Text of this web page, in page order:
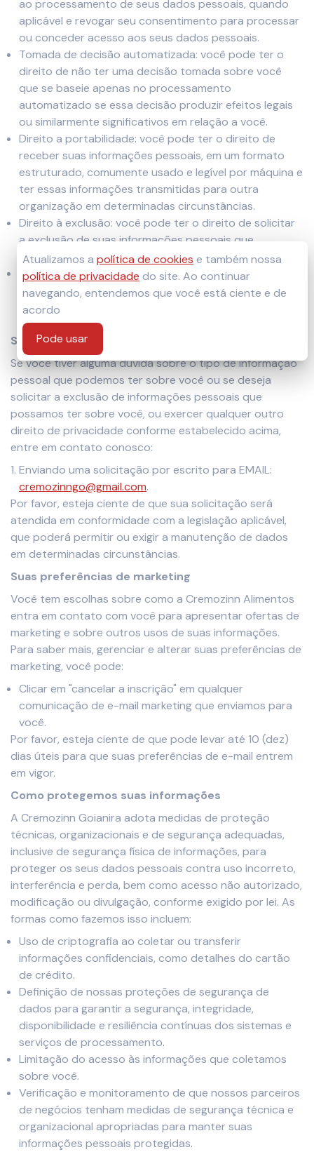
ao processamento de seus dados pessoais, quando
aplicável e revogar seu consentimento para processar
ou conceder acesso aos seus dados pessoais.
Tomada de decisão automatizada: você pode ter o
direito de não ter uma decisão tomada sobre você
que se baseie apenas no processamento
automatizado se essa decisão produzir efeitos legais
ou similarmente significativos em relação a você.
Direito a portabilidade: você pode ter o direito de
receber suas informações pessoais, em um formato
estruturado, comumente usado e legível por máquina e
ter essas informações transmitidas para outra
organização em determinadas circunstâncias.
Direito à exclusão: você pode ter o direito de solicitar
a exclusão de suas informações pessoais que
coletamos de você.
Direito de estar livre de discriminação: a Cremozinn
Goianira não discriminará você por qualquer
informação ou por exercer seus direitos de
privacidade.
Solicitação de Acesso ou Exclusão de Dados
Se você tiver alguma dúvida sobre o tipo de informação
pessoal que podemos ter sobre você ou se deseja
solicitar a exclusão de informações pessoais que
possamos ter sobre você, ou exercer qualquer outro
direito de privacidade conforme estabelecido acima,
entre em contato conosco:
Enviando uma solicitação por escrito para EMAIL:
cremozinngo@gmail.com.
Por favor, esteja ciente de que sua solicitação será
atendida em conformidade com a legislação aplicável,
que poderá permitir ou exigir a manutenção de dados
em determinadas circunstâncias.
Suas preferências de marketing
Você tem escolhas sobre como a Cremozinn Alimentos
entra em contato com você para apresentar ofertas de
marketing e sobre outros usos de suas informações.
Para saber mais, gerenciar e alterar suas preferências de
marketing, você pode:
Clicar em "cancelar a inscrição" em qualquer
comunicação de e-mail marketing que enviamos para
você.
Por favor, esteja ciente de que pode levar até 10 (dez)
dias úteis para que suas preferências de e-mail entrem
em vigor.
Como protegemos suas informações
A Cremozinn Goianira adota medidas de proteção
técnicas, organizacionais e de segurança adequadas,
inclusive de segurança física de informações, para
proteger os seus dados pessoais contra uso incorreto,
interferência e perda, bem como acesso não autorizado,
modificação ou divulgação, conforme exigido por lei. As
formas como fazemos isso incluem:
Uso de criptografia ao coletar ou transferir
informações confidenciais, como detalhes do cartão
de crédito.
Definição de nossas proteções de segurança de
dados para garantir a segurança, integridade,
disponibilidade e resiliência contínuas dos sistemas e
serviços de processamento.
Limitação do acesso às informações que coletamos
sobre você.
Verificação e monitoramento de que nossos parceiros
de negócios tenham medidas de segurança técnica e
organizacional apropriadas para manter suas
informações pessoais protegidas.
Atualizamos a política de cookies e também nossa
política de privacidade do site. Ao continuar
navegando, entendemos que você está ciente e de
acordo
Pode usar